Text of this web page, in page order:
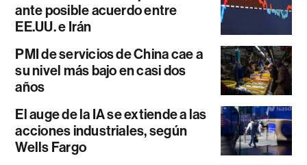
ante posible acuerdo entre
EE.UU. e Irán
PMI de servicios de China cae a
su nivel más bajo en casi dos
años
El auge de la IA se extiende a las
acciones industriales, según
Wells Fargo